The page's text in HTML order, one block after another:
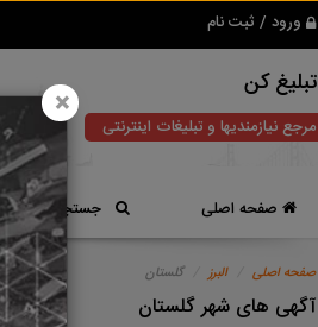
ورود / ثبت نام
تبلیغ کن
مرجع نیازمندیها و تبلیغات اینترنتی
صفحه اصلی جستجوی سریع
صفحه اصلی البرز گلستان
آگهی های شهر گلستان
×